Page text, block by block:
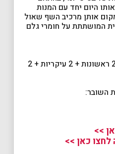
היום יחד עם המנות
אותן מרכיב השף שאול
המושתתת על חומרי גלם
לחם הבית + מנת פתיחה + 2 ראשונות + 2 עיקריות + 2
השובר:
>>
כאן >>